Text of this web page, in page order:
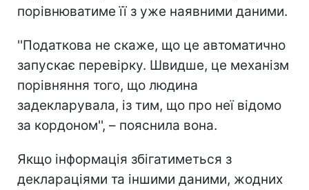
порівнюватиме її з уже наявними даними.
''Податкова не скаже, що це автоматично
запускає перевірку. Швидше, це механізм
порівняння того, що людина
задекларувала, із тим, що про неї відомо
за кордоном'', – пояснила вона.
Якщо інформація збігатиметься з
деклараціями та іншими даними, жодних